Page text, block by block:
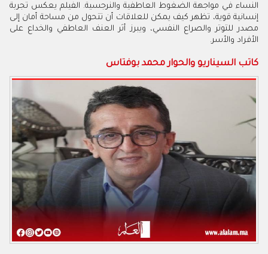
النساء في مواجهة الضغوط العاطفية والنرجسية. الفيلم يعكس تجربة
إنسانية قوية، تظهر كيف يمكن للعلاقات أن تتحول من مساحة أمان إلى
مصدر للتوتر والصراع النفسي، ويبرز أثر العنف العاطفي والخداع على
الأفراد والأسر.
كاتب السيناريو والحوار محمد بوفتاس